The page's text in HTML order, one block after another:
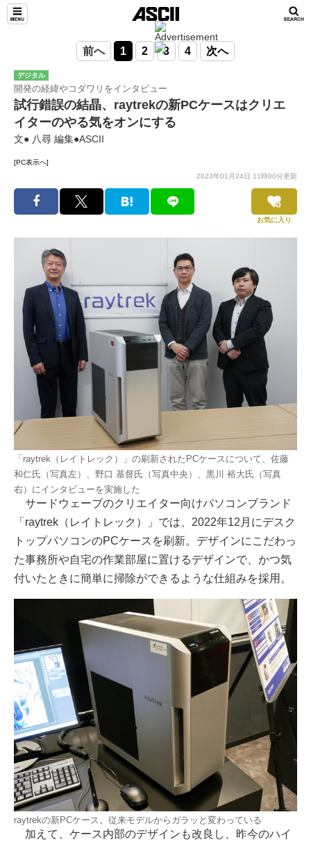
前へ 1 2 3 4 次へ
デジタル
開発の経緯やコダワリをインタビュー
試行錯誤の結晶、raytrekの新PCケースはクリエ
イターのやる気をオンにする
文● 八尋 編集●ASCII
[PC表示へ]
2023年01月24日 11時00分更新
お気に入り
「raytrek（レイトレック）」の刷新されたPCケースについて、佐藤
和仁氏（写真左）、野口 基督氏（写真中央）、黒川 裕大氏（写真
右）にインタビューを実施した
サードウェーブのクリエイター向けパソコンブランド
「raytrek（レイトレック）」では、2022年12月にデスク
トップパソコンのPCケースを刷新。デザインにこだわっ
た事務所や自宅の作業部屋に置けるデザインで、かつ気
付いたときに簡単に掃除ができるような仕組みを採用。
raytrekの新PCケース。従来モデルからガラッと変わっている
加えて、ケース内部のデザインも改良し、昨今のハイ